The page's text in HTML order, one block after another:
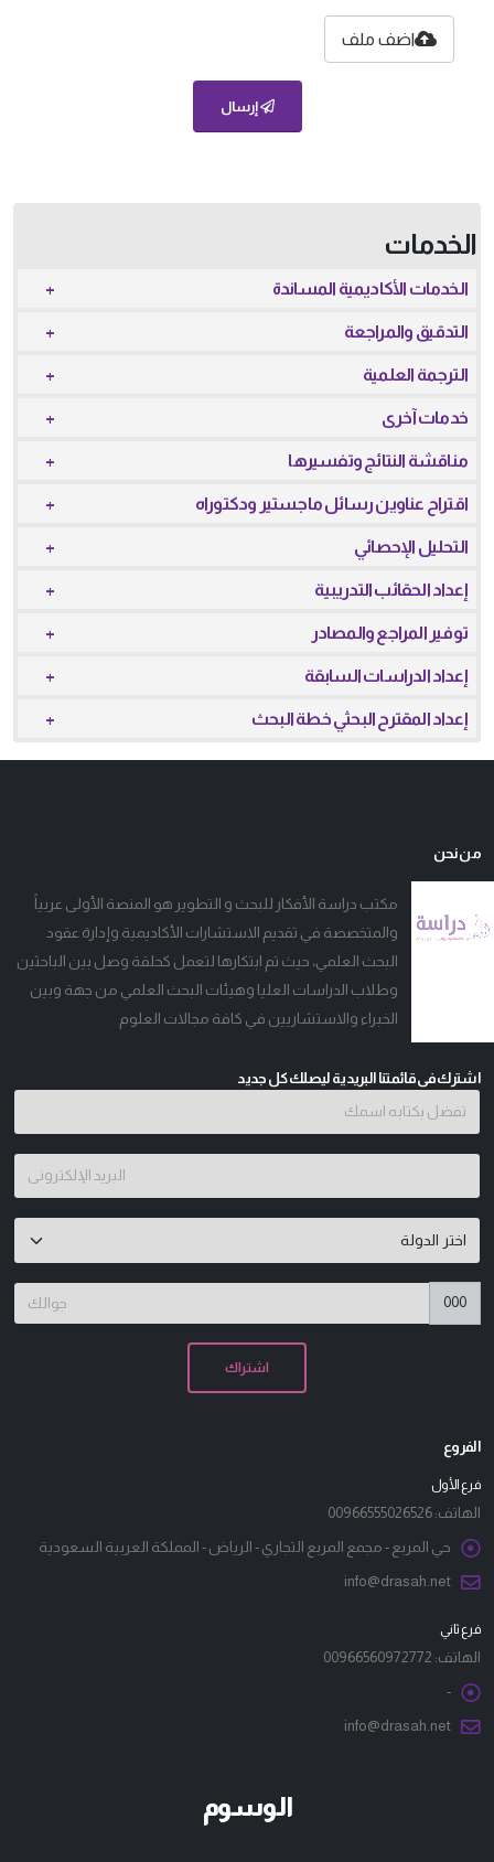
اضف ملف
إرسال
الخدمات
الخدمات الأكاديمية المساندة
التدقيق والمراجعة
الترجمة العلمية
خدمات آخرى
مناقشة النتائج وتفسيرها
اقتراح عناوين رسائل ماجستير ودكتوراه
التحليل الإحصائي
إعداد الحقائب التدريبية
توفير المراجع والمصادر
إعداد الدراسات السابقة
إعداد المقترح البحثي خطة البحث
من نحن
مكتب دراسة الأفكار للبحث و التطوير هو المنصة الأولى عربياً
والمتخصصة في تقديم الاستشارات الأكاديمية وإدارة عقود
البحث العلمي، حيث تم ابتكارها لتعمل كحلقة وصل بين الباحثين
وطلاب الدراسات العليا وهيئات البحث العلمي من جهة وبين
الخبراء والاستشاريين في كافة مجالات العلوم
اشترك فى قائمتنا البريدية ليصلك كل جديد
000
الفروع
فرع الأول
الهاتف: 00966555026526
حي المربع - مجمع المربع التجاري - الرياض - المملكة العربية السعودية
info@drasah.net
فرع ثاني
الهاتف: 00966560972772
-
info@drasah.net
الوسوم